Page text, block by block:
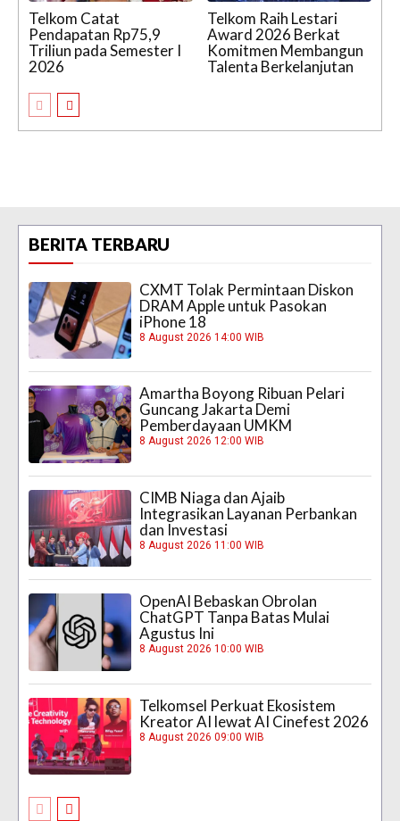
Telkom Catat
Pendapatan Rp75,9
Triliun pada Semester I
2026
Telkom Raih Lestari
Award 2026 Berkat
Komitmen Membangun
Talenta Berkelanjutan
BERITA TERBARU
CXMT Tolak Permintaan Diskon
DRAM Apple untuk Pasokan
iPhone 18
8 August 2026 14:00 WIB
Amartha Boyong Ribuan Pelari
Guncang Jakarta Demi
Pemberdayaan UMKM
8 August 2026 12:00 WIB
CIMB Niaga dan Ajaib
Integrasikan Layanan Perbankan
dan Investasi
8 August 2026 11:00 WIB
OpenAI Bebaskan Obrolan
ChatGPT Tanpa Batas Mulai
Agustus Ini
8 August 2026 10:00 WIB
Telkomsel Perkuat Ekosistem
Kreator AI lewat AI Cinefest 2026
8 August 2026 09:00 WIB